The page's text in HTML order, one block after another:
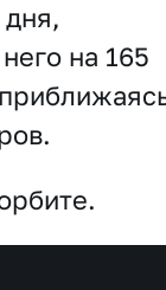
на 165